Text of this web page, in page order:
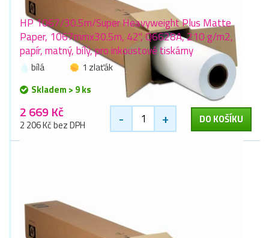
HP 1067/30.5m/Super Heavyweight Plus Matte
Paper, 1067mmx30.5m, 42", Q6628A, 210 g/m2,
papír, matný, bílý, pro inkoustové tiskárny
bílá
1 zlaťák
Skladem > 9 ks
2 669 Kč
2 206 Kč bez DPH - + DO KOŠÍKU